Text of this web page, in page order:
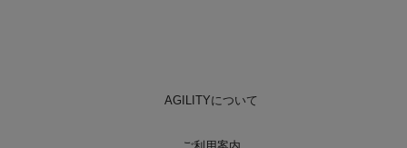
AGILITYについて